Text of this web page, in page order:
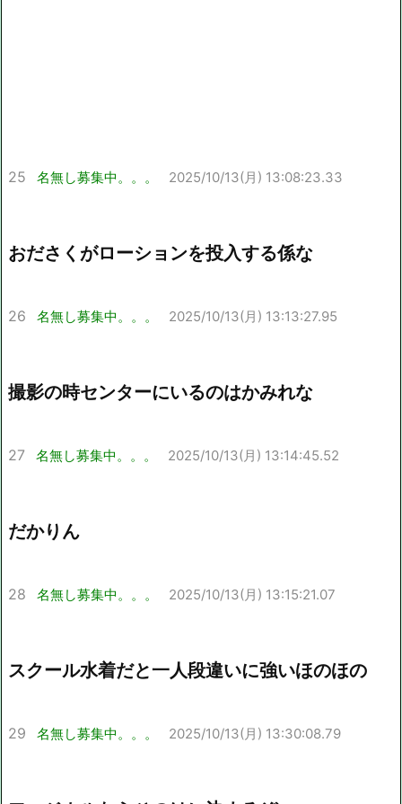
25 名無し募集中。。。 2025/10/13(月) 13:08:23.33
おださくがローションを投入する係な
26 名無し募集中。。。 2025/10/13(月) 13:13:27.95
撮影の時センターにいるのはかみれな
27 名無し募集中。。。 2025/10/13(月) 13:14:45.52
だかりん
28 名無し募集中。。。 2025/10/13(月) 13:15:21.07
スクール水着だと一人段違いに強いほのほの
29 名無し募集中。。。 2025/10/13(月) 13:30:08.79